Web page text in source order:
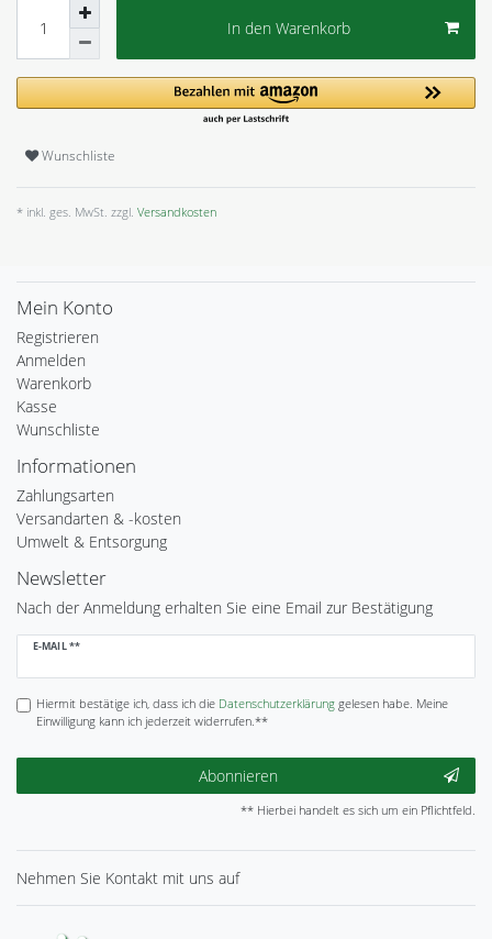
In den Warenkorb
Wunschliste
* inkl. ges. MwSt. zzgl. Versandkosten
Mein Konto
Registrieren
Anmelden
Warenkorb
Kasse
Wunschliste
Informationen
Zahlungsarten
Versandarten & -kosten
Umwelt & Entsorgung
Newsletter
Nach der Anmeldung erhalten Sie eine Email zur Bestätigung
E-MAIL **
Newsletter
Hiermit bestätige ich, dass ich die Daten­schutz­erklärunggelesen habe. Meine
Einwilligung kann ich jederzeit widerrufen.**
Abonnieren
** Hierbei handelt es sich um ein Pflichtfeld.
Nehmen Sie Kontakt mit uns auf